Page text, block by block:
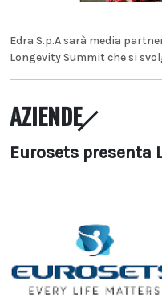
Edra S.p.A sarà media
Longevity Summit che si
AZIENDE
Eurosets presenta